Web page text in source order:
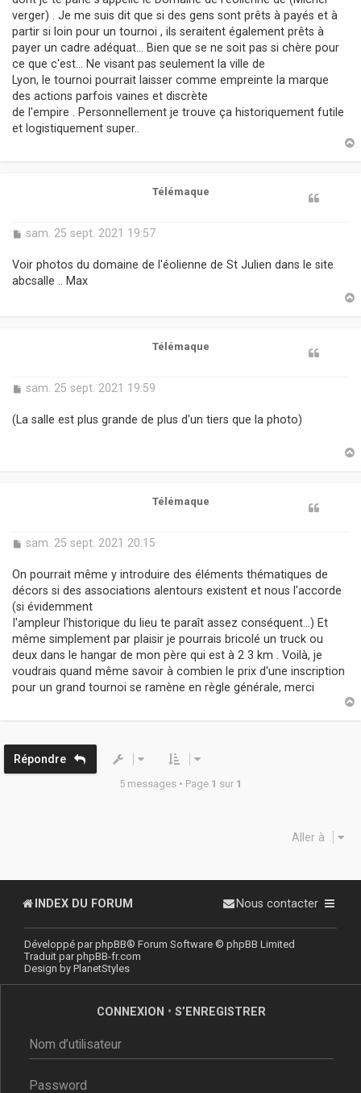
verger) . Je me suis dit que si des gens sont prêts à payés et à
partir si loin pour un tournoi , ils seraitent également prêts à
payer un cadre adéquat... Bien que se ne soit pas si chère pour
ce que c'est... Ne visant pas seulement la ville de
Lyon, le tournoi pourrait laisser comme empreinte la marque
des actions parfois vaines et discrète
de l'empire . Personnellement je trouve ça historiquement futile
et logistiquement super..
Télémaque
M
s
a
sam. 25 sept. 2021 19:57
Voir photos du domaine de l'éolienne de St Julien dans le site
abcsalle .. Max
Télémaque
M
s
sam. 25 sept. 2021 19:59
(La salle est plus grande de plus d'un tiers que la photo)
Télémaque
M
s
s
a
g
e
sam. 25 sept. 2021 20:15
On pourrait même y introduire des éléments thématiques de
décors si des associations alentours existent et nous l'accorde
(si évidemment
I'ampleur l'historique du lieu te paraît assez conséquent...) Et
même simplement par plaisir je pourrais bricolé un truck ou
deux dans le hangar de mon père qui est à 2 3 km . Voilà, je
voudrais quand même savoir à combien le prix d'une inscription
pour un grand tournoi se ramène en règle générale, merci
Répondre
5 messages • Page 1 sur 1
Aller à
INDEX DU FORUM Nous contacter
Développé parphpBB® Forum Software © phpBB Limited
Traduit parphpBB-fr.com
Design by PlanetStyles
CONNEXION • S’ENREGISTRER